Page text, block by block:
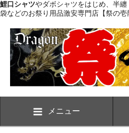
鯉口シャツやダボシャツをはじめ、半
袋などのお祭り用品激安専門店【祭の壱
メニュー